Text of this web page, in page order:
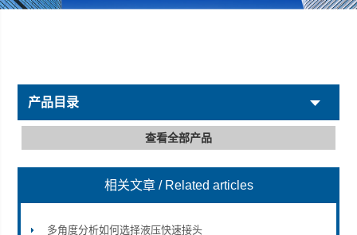
产品目录
查看全部产品
相关文章 / Related articles
多角度分析如何选择液压快速接头